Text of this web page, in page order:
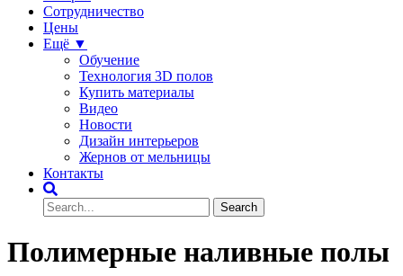
Сотрудничество
Цены
Ещё ▼
Обучение
Технология 3D полов
Купить материалы
Видео
Новости
Дизайн интерьеров
Жернов от мельницы
Контакты
Полимерные наливные полы